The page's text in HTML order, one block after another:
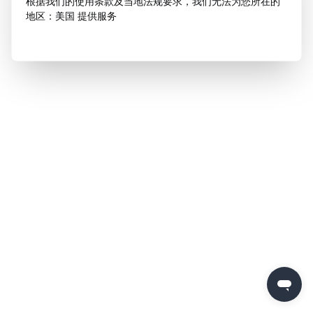
地区：美国 提供服务